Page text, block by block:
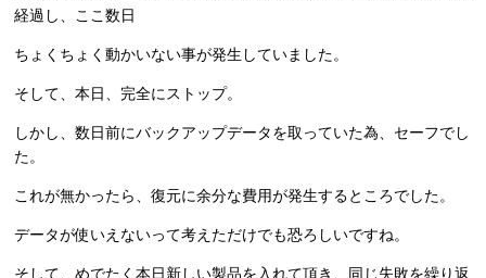
経過し、ここ数日
ちょくちょく動かいない事が発生していました。
そして、本日、完全にストップ。
しかし、数日前にバックアップデータを取っていた為、セーフでし
た。
これが無かったら、復元に余分な費用が発生するところでした。
データが使いえないって考えただけでも恐ろしいですね。
そして、めでたく本日新しい製品を入れて頂き、同じ失敗を繰り返